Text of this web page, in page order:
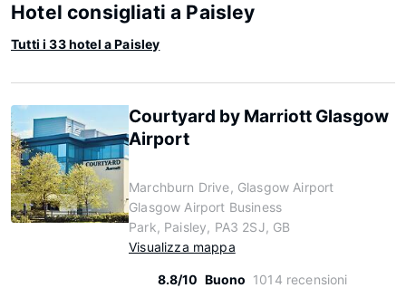
Hotel consigliati a Paisley
Tutti i 33 hotel a Paisley
Courtyard by Marriott Glasgow
Airport
Marchburn Drive, Glasgow Airport
Glasgow Airport Business
Park, Paisley, PA3 2SJ, GB
Visualizza mappa
8.8/10 Buono 1014 recensioni